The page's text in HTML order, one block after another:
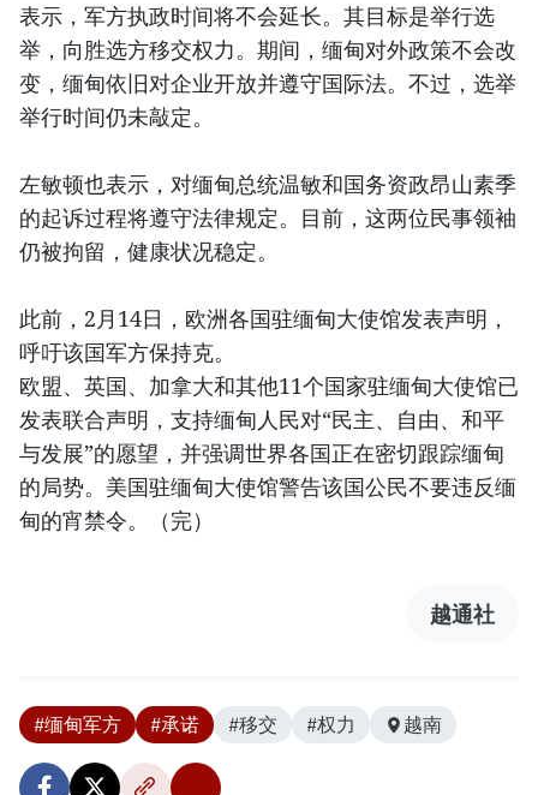
表示，军方执政时间将不会延长。其目标是举行选
举，向胜选方移交权力。期间，缅甸对外政策不会改
变，缅甸依旧对企业开放并遵守国际法。不过，选举
举行时间仍未敲定。
左敏顿也表示，对缅甸总统温敏和国务资政昂山素季
的起诉过程将遵守法律规定。目前，这两位民事领袖
仍被拘留，健康状况稳定。
此前，2月14日，欧洲各国驻缅甸大使馆发表声明，
呼吁该国军方保持克。
欧盟、英国、加拿大和其他11个国家驻缅甸大使馆已
发表联合声明，支持缅甸人民对“民主、自由、和平
与发展”的愿望，并强调世界各国正在密切跟踪缅甸
的局势。美国驻缅甸大使馆警告该国公民不要违反缅
甸的宵禁令。（完）
越通社
#缅甸军方 #承诺 #移交 #权力 越南